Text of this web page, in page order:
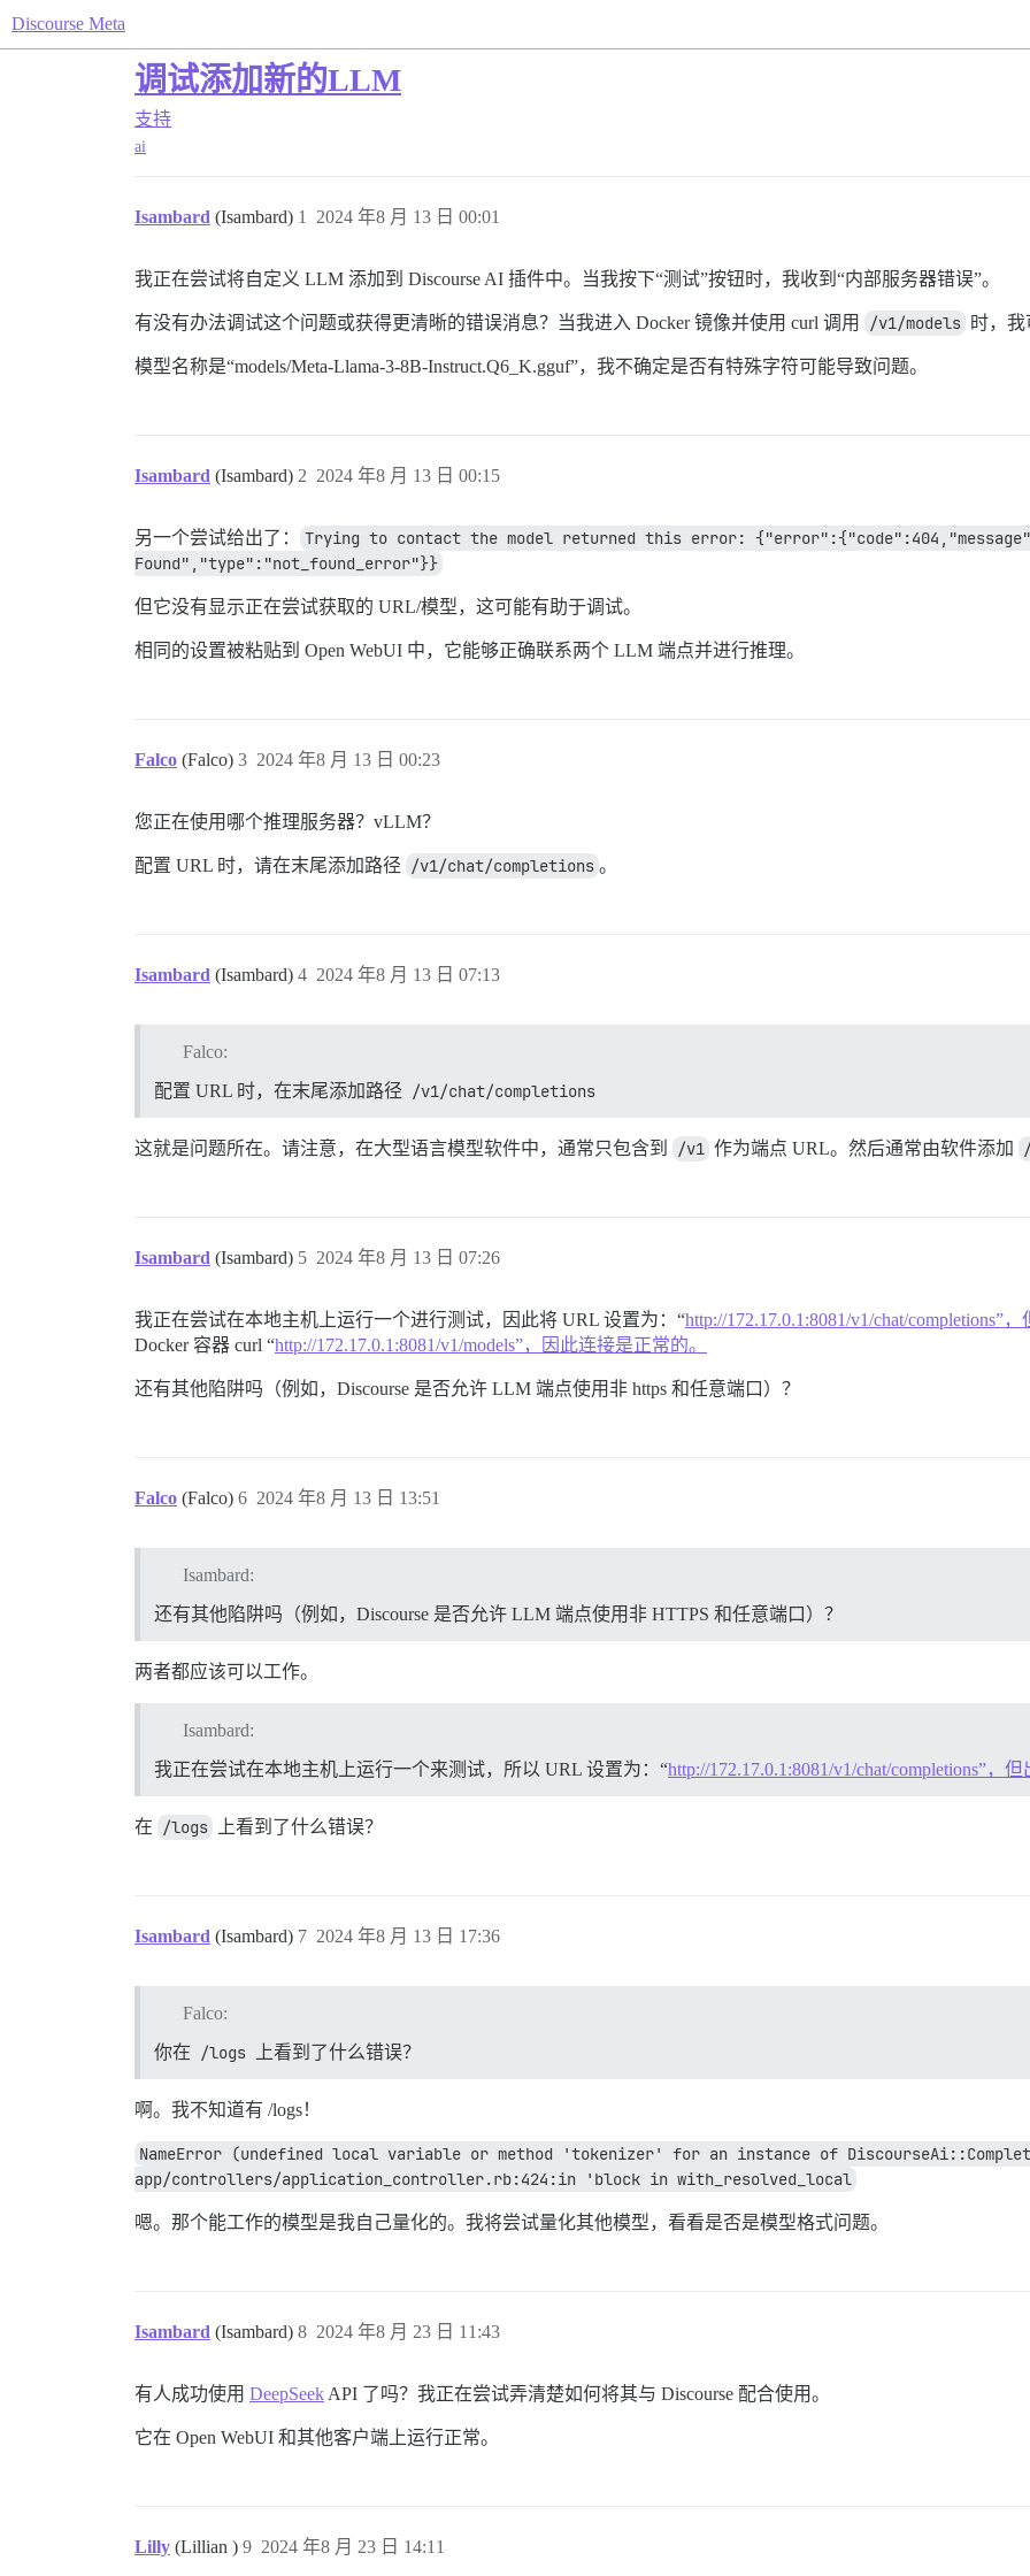
Discourse Meta
调试添加新的LLM
支持
ai
Isambard (Isambard) 2024 年8 月 13 日 00:01
1
我正在尝试将自定义 LLM 添加到 Discourse AI 插件中。当我按下“测试”按钮时，我收到“内部服务器错误”。
有没有办法调试这个问题或获得更清晰的错误消息？当我进入 Docker 镜像并使用 curl 调用 /v1/models 时，我
模型名称是“models/Meta-Llama-3-8B-Instruct.Q6_K.gguf”，我不确定是否有特殊字符可能导致问题。
Isambard (Isambard) 2024 年8 月 13 日 00:15
2
另一个尝试给出了：
Trying to contact the model returned this error:
Found","type":"not_found_error"}}
但它没有显示正在尝试获取的 URL/模型，这可能有助于调试。
相同的设置被粘贴到 Open WebUI 中，它能够正确联系两个 LLM 端点并进行推理。
Falco (Falco) 2024 年8 月 13 日 00:23
3
您正在使用哪个推理服务器？vLLM？
配置 URL 时，请在末尾添加路径 /v1/chat/completions 。
Isambard (Isambard) 2024 年8 月 13 日 07:13
4
Falco:
配置 URL 时，在末尾添加路径
/v1/chat/completions
这就是问题所在。请注意，在大型语言模型软件中，通常只包含到 /v1 作为端点 URL。然后通常由软件添加
Isambard (Isambard) 2024 年8 月 13 日 07:26
5
我正在尝试在本地主机上运行一个进行测试，因此将 URL 设置为：“http://172.17.0.1:8081/v1/chat/completions”
Docker 容器 curl “http://172.17.0.1:8081/v1/models”，因此连接是正常的。
还有其他陷阱吗（例如，Discourse 是否允许 LLM 端点使用非 https 和任意端口）？
Falco (Falco) 2024 年8 月 13 日 13:51
6
Isambard:
还有其他陷阱吗（例如，Discourse 是否允许 LLM 端点使用非 HTTPS 和任意端口）？
两者都应该可以工作。
Isambard:
我正在尝试在本地主机上运行一个来测试，所以 URL 设置为：“http://172.17.0.1:8081/v1/chat/completions”，
在 /logs 上看到了什么错误？
Isambard (Isambard) 2024 年8 月 13 日 17:36
7
Falco:
你在
/logs 上看到了什么错误？
啊。我不知道有 /logs！
NameError (undefined local variable or method 'tokenizer' for an instance of
app/controllers/application_controller.rb:424:in 'block in with_resolved_local
嗯。那个能工作的模型是我自己量化的。我将尝试量化其他模型，看看是否是模型格式问题。
Isambard (Isambard) 2024 年8 月 23 日 11:43
8
有人成功使用 DeepSeek API 了吗？我正在尝试弄清楚如何将其与 Discourse 配合使用。
它在 Open WebUI 和其他客户端上运行正常。
Lilly (Lillian ) 2024 年8 月 23 日 14:11
9